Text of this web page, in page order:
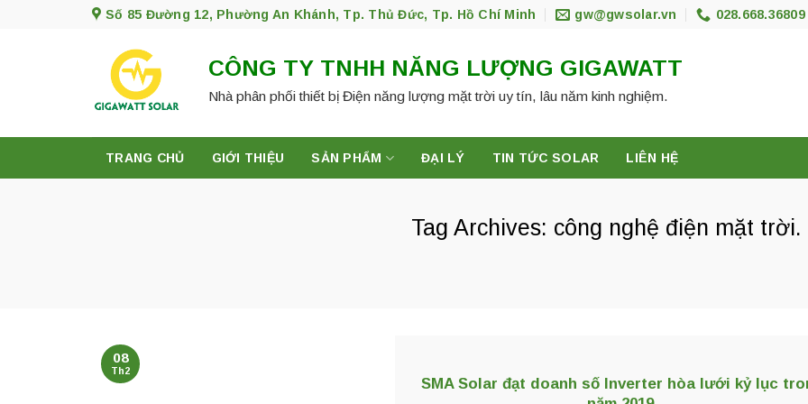
Số 85 Đường 12, Phường An Khánh, Tp. Thủ Đức, Tp. Hồ Chí Minh gw@gwsolar.vn 028.668.36809
CÔNG TY TNHH NĂNG LƯỢNG GIGAWATT
Nhà phân phối thiết bị Điện năng lượng mặt trời uy tín, lâu năm kinh nghiệm.
TRANG CHỦ GIỚI THIỆU SẢN PHẨM ĐẠI LÝ TIN TỨC SOLAR LIÊN HỆ
Tag Archives: công nghệ điện mặt trời.
SMA Solar đạt doanh số Inverter hòa lưới kỷ lục
08
Th2